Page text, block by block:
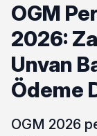
OGM
2026:
Unvan
Ödeme
OGM 2026